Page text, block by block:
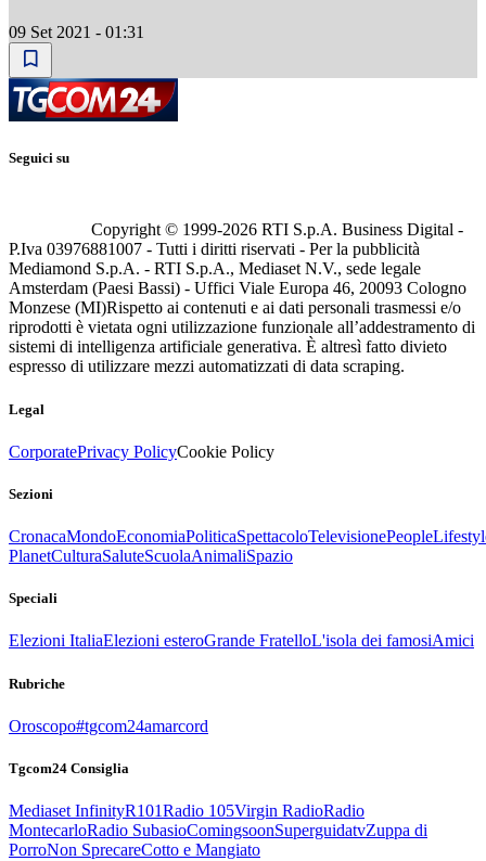
09 Set 2021 - 01:31
Seguici su
Copyright © 1999-2026 RTI S.p.A. Business Digital -
P.Iva 03976881007 - Tutti i diritti riservati - Per la pubblicità
Mediamond S.p.A. - RTI S.p.A., Mediaset N.V., sede legale
Amsterdam (Paesi Bassi) - Uffici Viale Europa 46, 20093 Cologno
Monzese (MI)Rispetto ai contenuti e ai dati personali trasmessi e/o
riprodotti è vietata ogni utilizzazione funzionale all’addestramento di
sistemi di intelligenza artificiale generativa. È altresì fatto divieto
espresso di utilizzare mezzi automatizzati di data scraping.
Legal
CorporatePrivacy PolicyCookie Policy
Sezioni
CronacaMondoEconomiaPoliticaSpettacoloTelevisionePeople
PlanetCulturaSaluteScuolaAnimaliSpazio
Speciali
Elezioni ItaliaElezioni esteroGrande FratelloL'isola dei famosiAmici
Rubriche
Oroscopo#tgcom24amarcord
Tgcom24 Consiglia
Mediaset InfinityR101Radio 105Virgin RadioRadio
MontecarloRadio SubasioComingsoonSuperguidatvZuppa di
PorroNon SprecareCotto e Mangiato